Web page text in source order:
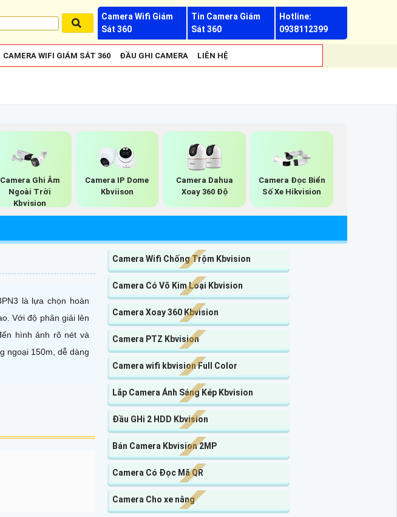
Camera Wifi Giám
Sát 360
Tin Camera Giám
Sát 360
Hotline:
0938112399
CAMERA WIFI GIÁM SÁT 360 ĐẦU GHI CAMERA LIÊN HỆ
Camera Ghi Âm
Ngoài Trời
Kbvision
Camera IP Dome
Kbviison
Camera Dahua
Xoay 360 Độ
Camera Đọc Biển
Số Xe Hikvision
là lựa chọn hoàn
Với độ phân giải lên
hình ảnh rõ nét và
ngoại 150m, dễ dàng
Camera Wifi Chống Trộm Kbvision
Camera Có Võ Kim Loại Kbvision
Camera Xoay 360 Kbvision
Camera PTZ Kbvision
Camera wifi kbvision Full Color
Lắp Camera Ánh Sáng Kép Kbvision
Đầu GHi 2 HDD Kbvision
Bán Camera Kbvision 2MP
Camera Có Đọc Mã QR
Camera Cho xe nâng